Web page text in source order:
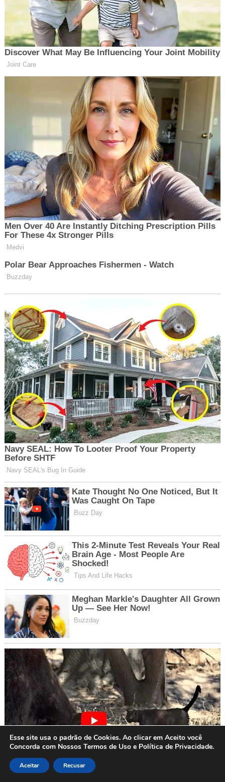
Esse site usa o padrão de Cookies. Ao clicar em Aceito você
Concorda com Nossos Termos de Uso e Política de Privacidade.
Aceitar Recusar